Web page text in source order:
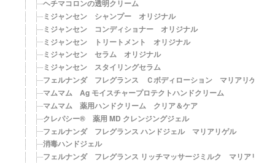
ヘチマコロンの透明クリーム
ミジャンセン シャンプー オリジナル
ミジャンセン コンディショナー オリジナル
ミジャンセン トリートメント オリジナル
ミジャンセン セラム オリジナル
ミジャンセン スタイリングセラム
フェルナンダ フレグランス Ｃボディローション マリアリゲル
マムマム Ag モイスチャープロテクトハンドクリーム
マムマム 薬用ハンドクリーム クリア＆ケア
クレパシー® 薬用 MD クレンジングジェル
フェルナンダ フレグランス ハンドジェル マリアリゲル
消毒ハンドジェル
フェルナンダ フレグランス リッチマッサージミルク マリアリゲル